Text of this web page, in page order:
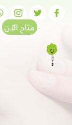
متاح الآن